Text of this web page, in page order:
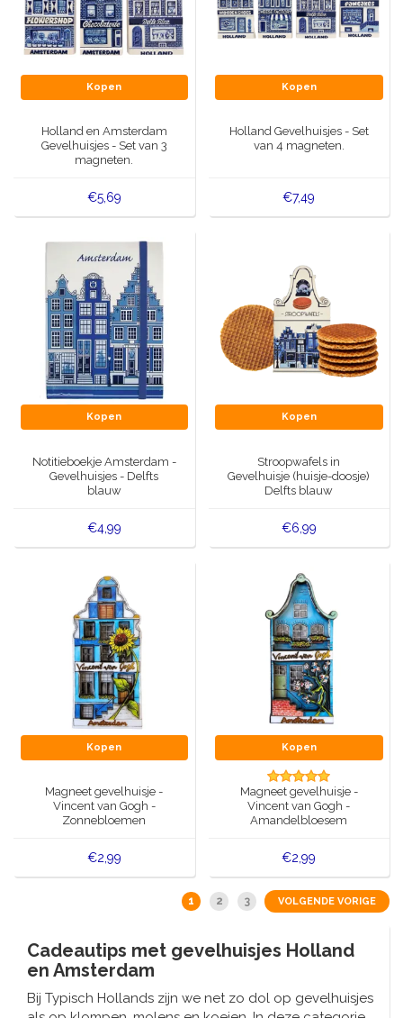
Kopen
Holland en Amsterdam
Gevelhuisjes - Set van 3
magneten.
€5,69
Kopen
Holland Gevelhuisjes - Set
van 4 magneten.
€7,49
Kopen
Notitieboekje Amsterdam -
Gevelhuisjes - Delfts
blauw
€4,99
Kopen
Stroopwafels in
Gevelhuisje (huisje-doosje)
Delfts blauw
€6,99
Kopen
Magneet gevelhuisje -
Vincent van Gogh -
Zonnebloemen
€2,99
Kopen
Magneet gevelhuisje -
Vincent van Gogh -
Amandelbloesem
€2,99
1 2 3 VOLGENDE VORIGE
Cadeautips met gevelhuisjes Holland
en Amsterdam
Bij Typisch Hollands zijn we net zo dol op gevelhuisjes